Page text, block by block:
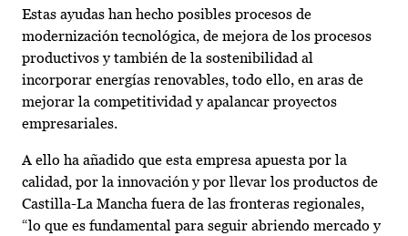
Estas ayudas han hecho posibles procesos de
modernización tecnológica, de mejora de los procesos
productivos y también de la sostenibilidad al
incorporar energías renovables, todo ello, en aras de
mejorar la competitividad y apalancar proyectos
empresariales.
A ello ha añadido que esta empresa apuesta por la
calidad, por la innovación y por llevar los productos de
Castilla-La Mancha fuera de las fronteras regionales,
“lo que es fundamental para seguir abriendo mercado y